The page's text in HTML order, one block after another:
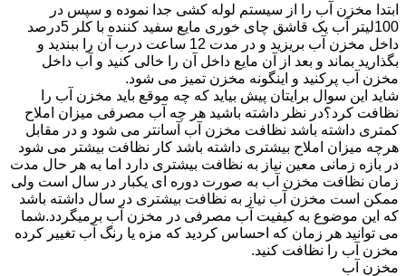
ابتدا مخزن آب را از سیستم لوله کشی جدا نموده و سپس در
100لیتر آب یک قاشق چای خوری مایع سفید کننده با کلر 5درصد
داخل مخزن آب بریزید و در مدت 12 ساعت درب آن را ببندید و
بگذارید بماند و بعد از آن مایع داخل آن را خالی کنید و آب داخل
مخزن آب پرکنید و اینگونه مخزن تمیز می شود.
شاید این سوال برایتان پیش بیاید که چه موقع باید مخزن آب را
نظافت کرد؟در نظر داشته باشید هر چه آب مصرفی میزان املاح
کمتری داشته باشد نظافت مخزن آب آسانتر می شود و در مقابل
هرچه میزان املاح بیشتری داشته باشد کار نظافت بیشتر می شود
در بازه زمانی معین نیاز به نظافت بیشتری دارد اما به هر حال مدت
زمان نظافت مخزن آب به صورت دوره ای یکبار در سال است ولی
ممکن است مخزن آب نیاز به نظافت بیشتری در سال داشته باشد
که این موضوع به کیفیت آب مصرفی در مخزن آب برمیگردد.شما
می توانید هر زمان که احساس کردید که مزه یا رنگ آب تغییر کرده
مخزن آب را نظافت کنید.
مخزن آب